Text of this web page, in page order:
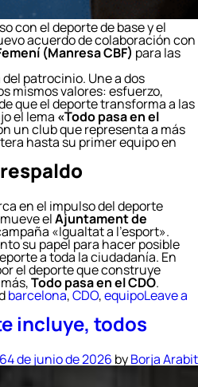
con el deporte de base y el
acuerdo de colaboración con
(Manresa CBF) para las
patrocinio. Une a dos
mismos valores: esfuerzo,
que el deporte transforma a las
el lema «Todo pasa en el
un club que representa a más
hasta su primer equipo en
en el impulso del deporte
elAjuntament de
«Igualtat a l’esport».
su papel para hacer posible
a toda la ciudadanía. En
el deporte que construye
Todo pasa en el CDO.
barcelona,CDO,equipoLeave a
incluye, todos
4 de junio de 2026 byBorja Arabit